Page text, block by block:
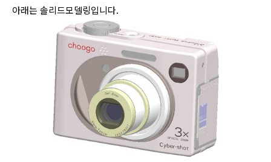
아래는 솔리드모델링입니다.